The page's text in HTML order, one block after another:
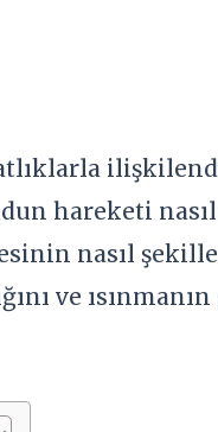
hareketi nasıl
nasıl
ve